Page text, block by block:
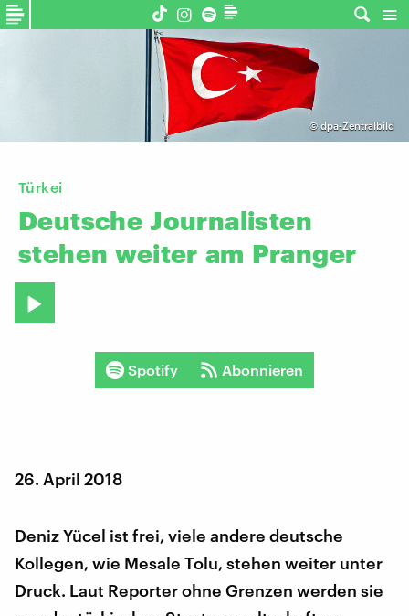
© dpa-Zentralbild
Türkei
Deutsche Journalisten
stehen weiter am Pranger
Spotify Abonnieren
26. April 2018
Deniz Yücel ist frei, viele andere deutsche
Kollegen, wie Mesale Tolu, stehen weiter unter
Druck. Laut Reporter ohne Grenzen werden sie